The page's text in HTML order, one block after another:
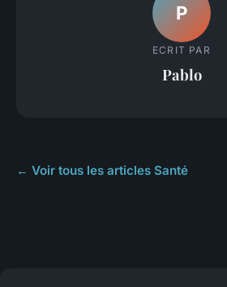
P
ECRIT PAR
Pablo
← Voir tous les articles Santé